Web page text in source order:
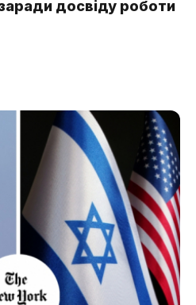
досвіду роботи